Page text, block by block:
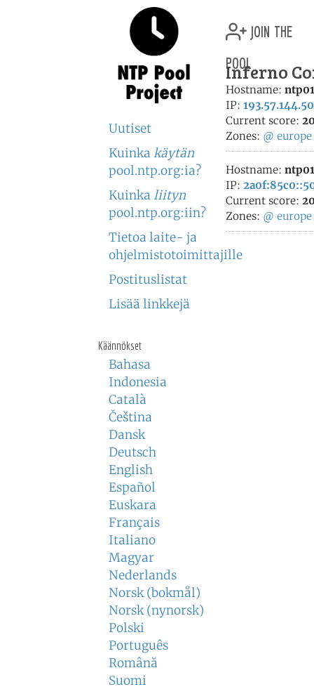
Uutiset
Kuinka käytän
pool.ntp.org:ia?
Kuinka liityn
pool.ntp.org:iin?
Tietoa laite- ja
ohjelmistotoimittajille
Postituslistat
Lisää linkkejä
Käännökset
Bahasa
Indonesia
Català
Čeština
Dansk
Deutsch
English
Español
Euskara
Français
Italiano
Magyar
Nederlands
Norsk (bokmål)
Norsk (nynorsk)
Polski
Português
Română
Suomi
join the
pool
Inferno
Hostname:
IP: 193.57.144.50
Current score:
Zones: @ europe
Hostname:
IP:
Current score:
Zones: @ europe